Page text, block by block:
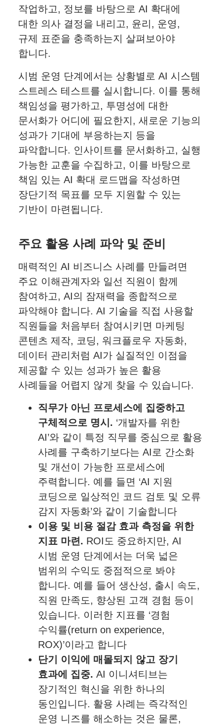
작업하고, 정보를 바탕으로 AI 확대에
대한 의사 결정을 내리고, 윤리, 운영,
규제 표준을 충족하는지 살펴보아야
합니다.
시범 운영 단계에서는 상황별로 AI 시스템
스트레스 테스트를 실시합니다. 이를 통해
책임성을 평가하고, 투명성에 대한
문서화가 어디에 필요한지, 새로운 기능의
성과가 기대에 부응하는지 등을
파악합니다. 인사이트를 문서화하고, 실행
가능한 교훈을 수집하고, 이를 바탕으로
책임 있는 AI 확대 로드맵을 작성하면
장단기적 목표를 모두 지원할 수 있는
기반이 마련됩니다.
주요 활용 사례 파악 및 준비
매력적인 AI 비즈니스 사례를 만들려면
주요 이해관계자와 일선 직원이 함께
참여하고, AI의 잠재력을 종합적으로
파악해야 합니다. AI 기술을 직접 사용할
직원들을 처음부터 참여시키면 마케팅
콘텐츠 제작, 코딩, 워크플로우 자동화,
데이터 관리처럼 AI가 실질적인 이점을
제공할 수 있는 성과가 높은 활용
사례들을 어렵지 않게 찾을 수 있습니다.
직무가 아닌 프로세스에 집중하고
구체적으로 명시. ‘개발자를 위한
AI’와 같이 특정 직무를 중심으로 활용
사례를 구축하기보다는 AI로 간소화
및 개선이 가능한 프로세스에
주력합니다. 예를 들면 ‘AI 지원
코딩으로 일상적인 코드 검토 및 오류
감지 자동화’와 같이 기술합니다
이용 및 비용 절감 효과 측정을 위한
지표 마련. ROI도 중요하지만, AI
시범 운영 단계에서는 더욱 넓은
범위의 수익도 중점적으로 봐야
합니다. 예를 들어 생산성, 출시 속도,
직원 만족도, 향상된 고객 경험 등이
있습니다. 이러한 지표를 ‘경험
수익률(return on experience,
ROX)’이라고 합니다
단기 이익에 매몰되지 않고 장기
효과에 집중. AI 이니셔티브는
장기적인 혁신을 위한 하나의
동인입니다. 활용 사례는 즉각적인
운영 니즈를 해소하는 것은 물론,